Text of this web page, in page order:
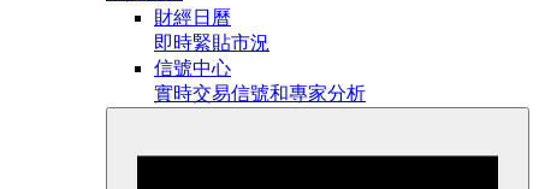
財經日曆
即時緊貼市況
信號中心
實時交易信號和專家分析